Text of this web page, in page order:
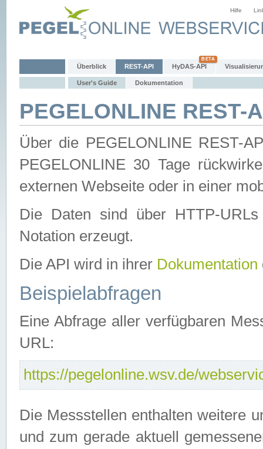
Hilfe
Überblick REST-API HyDAS-API
User's Guide Dokumentation
PEGELONLINE REST-
Über die PEGELONLINE REST-
PEGELONLINE 30 Tage
externen Webseite oder in einer
Die Daten sind über HTTP-
Notation erzeugt.
Die API wird in ihrer Dokumentation
Beispielabfragen
Eine Abfrage aller verfügbaren
URL:
https://pegelonline.wsv.de/
Die Messstellen enthalten weitere
und zum gerade aktuell